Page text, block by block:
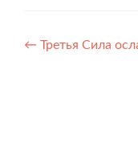
← Третья Сила